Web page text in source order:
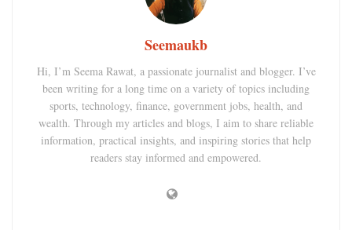
Seemaukb
Hi, I’m Seema Rawat, a passionate journalist and blogger. I’ve
been writing for a long time on a variety of topics including
sports, technology, finance, government jobs, health, and
wealth. Through my articles and blogs, I aim to share reliable
information, practical insights, and inspiring stories that help
readers stay informed and empowered.